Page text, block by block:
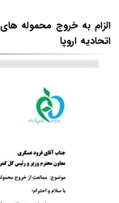
الزام به خروج محموله
اتحادیه اروپا